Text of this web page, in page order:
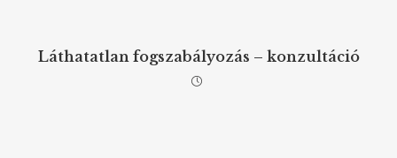
Láthatatlan fogszabályozás – konzultáció